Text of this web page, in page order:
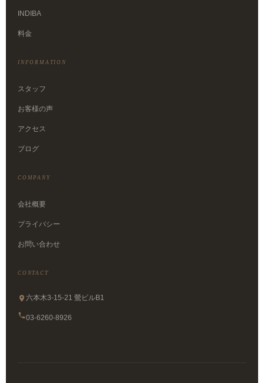
INDIBA
料金
INFORMATION
スタッフ
お客様の声
アクセス
ブログ
COMPANY
会社概要
プライバシー
お問い合わせ
CONTACT
六本木3-15-21 鶯ビルB1
03-6260-8926